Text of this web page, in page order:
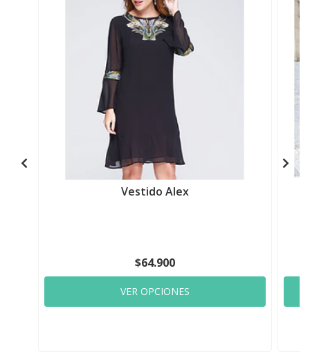
Vestido Alex
$64.900
VER OPCIONES